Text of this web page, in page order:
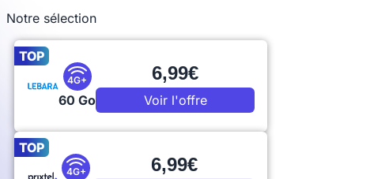
Notre sélection
TOP
4G+
60 Go
6,99€
Voir l'offre
TOP
4G+ 6,99€